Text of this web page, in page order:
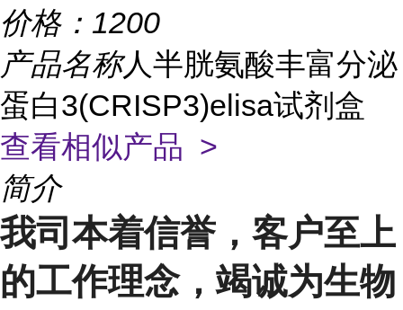
价格： 1200
产品名称人半胱氨酸丰富分泌
蛋白3(CRISP3)elisa试剂盒
查看相似产品 >
简介
我司本着信誉，客户至上
的工作理念，竭诚为生物